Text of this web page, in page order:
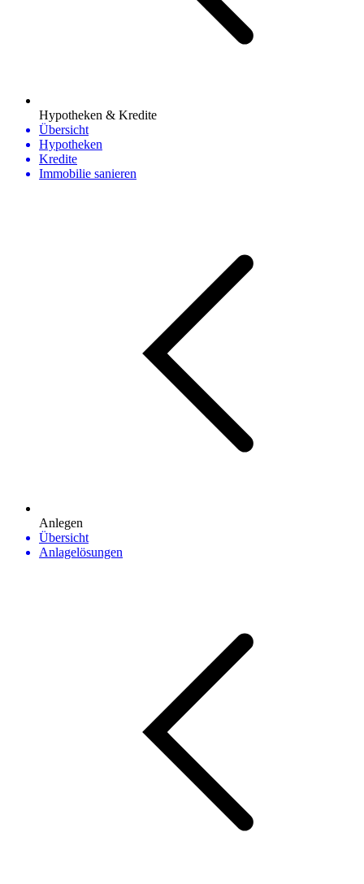
Hypotheken & Kredite
Übersicht
Hypotheken
Kredite
Immobilie sanieren
Anlegen
Übersicht
Anlagelösungen